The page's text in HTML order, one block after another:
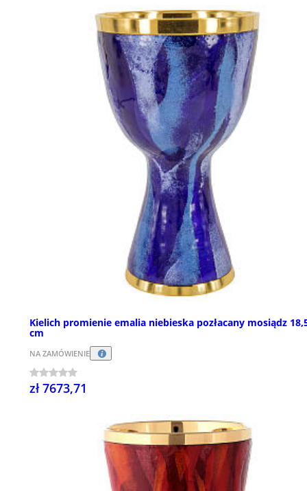
Kielich promienie emalia niebieska pozłacany mosiądz
cm
NA ZAMÓWIENIE
zł 7673,71